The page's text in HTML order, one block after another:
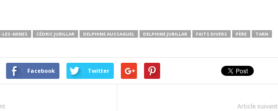
LES-MINES CÉDRIC JUBILLAR DELPHINE AUSSAGUEL DELPHINE JUBILLAR FAITS DIVERS PÈRE
TARN
Facebook Twitter
Article suivant